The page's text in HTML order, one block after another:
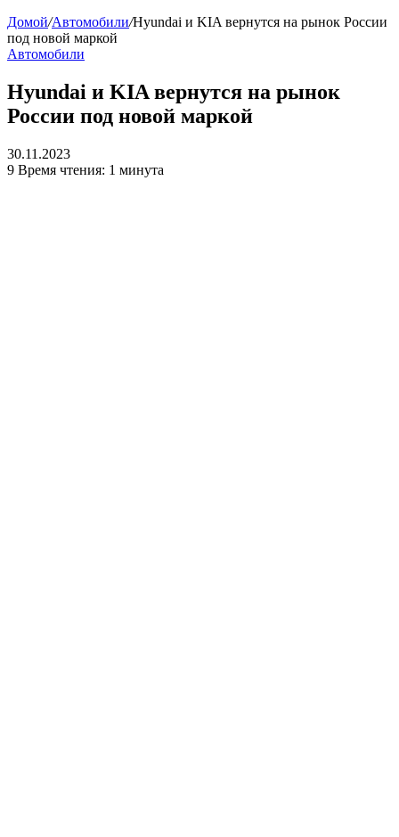
Домой/Автомобили/Hyundai и KIA вернутся на рынок России
под новой маркой
Автомобили
Hyundai и KIA вернутся на рынок
России под новой маркой
30.11.2023
9 Время чтения: 1 минута